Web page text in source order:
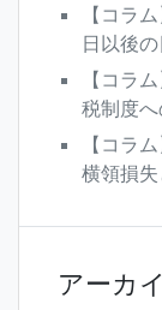
【コラ
日以後
【コラ
税制度
【コラ
横領損
アーカ